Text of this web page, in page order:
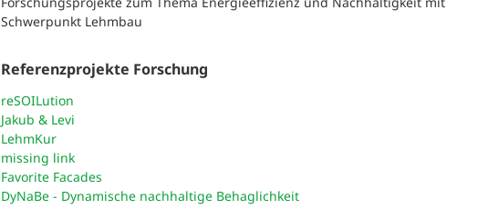
Schwerpunkt Lehmbau
Referenzprojekte Forschung
reSOILution
Jakub & Levi
LehmKur
missing link
Favorite Facades
DyNaBe - Dynamische nachhaltige Behaglichkeit